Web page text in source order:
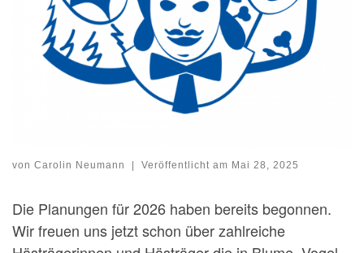
von Carolin Neumann Veröffentlicht am Mai 28, 2025
Die Planungen für 2026 haben bereits begonnen.
Wir freuen uns jetzt schon über zahlreiche